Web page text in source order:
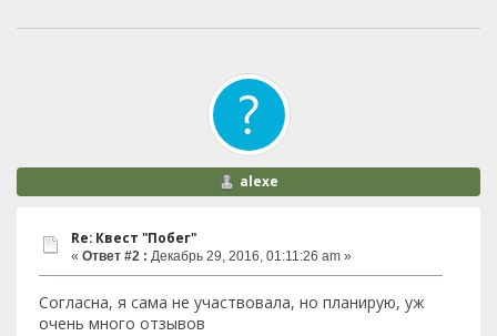
alexe
Re: Квест "Побег"
« Ответ #2 : Декабрь 29, 2016, 01:11:26 am »
Согласна, я сама не участвовала, но планирую, уж
очень много отзывов